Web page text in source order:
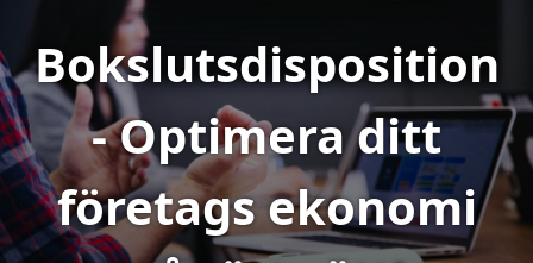
Bokslutsdisposition
- Optimera ditt
företags ekonomi